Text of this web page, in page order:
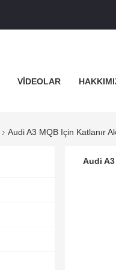
VİDEOLAR
Audi A3 MQB Için Katlanır
Audi A3